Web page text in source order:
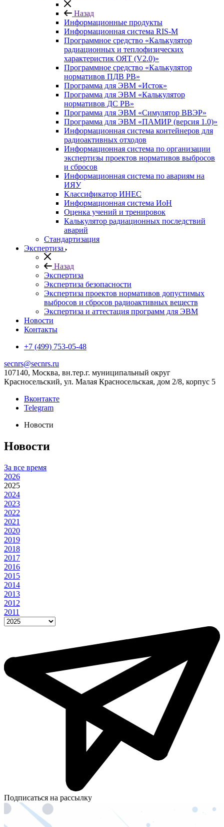
Назад
Информационные продукты
Информационная система RIS-M
Программное средство «Калькулятор
радиационных и теплофизических
характеристик ОЯТ (V2.0)»
Программное средство «Калькулятор
нормативов ПДВ РВ»
Программа для ЭВМ «Исток»
Программа для ЭВМ «Калькулятор
нормативов ДС РВ»
Программа для ЭВМ «Симулятор ВВЭР»
Программа для ЭВМ «ПАМИР (версия 1.0)»
Информационная система контейнеров для
радиоактивных отходов
Информационная система по организации
экспертизы проектов нормативов выбросов
и сбросов
Информационная система по авариям на
ИЯУ
Классификатор ИНЕС
Информационная система ИоН
Оценка учений и тренировок
Калькулятор радиационных последствий
аварий
Стандартизация
Экспертиза
Назад
Экспертиза
Экспертиза безопасности
Экспертиза проектов нормативов допустимых
выбросов и сбросов радиоактивных веществ
Экспертиза и аттестация программ для ЭВМ
Новости
Контакты
+7 (499) 753-05-48
secnrs@secnrs.ru
107140, Москва, вн.тер.г. муниципальный округ
Красносельский, ул. Малая Красносельская, дом 2/8, корпус 5
Вконтакте
Telegram
Новости
Новости
За все время
2026
2025
2024
2023
2022
2021
2020
2019
2018
2017
2016
2015
2014
2013
2012
2011
Подписаться на рассылку